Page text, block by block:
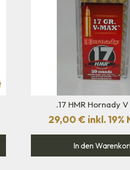
.17 HMR Hornady
29,00 € inkl. 19%
In den